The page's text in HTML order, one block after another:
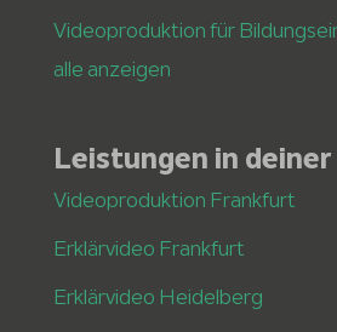
Videoproduktion für
alle anzeigen
Leistungen in
Videoproduktion Frankfurt
Erklärvideo Frankfurt
Erklärvideo Heidelberg